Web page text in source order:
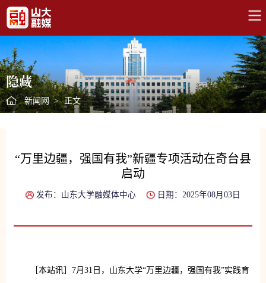
隐藏
新闻网 > 正文
“万里边疆，强国有我”新疆专项活动在奇台县
启动
发布：山东大学融媒体中心 日期：2025年08月03日
［本站讯］7月31日，山东大学“万里边疆，强国有我”实践育